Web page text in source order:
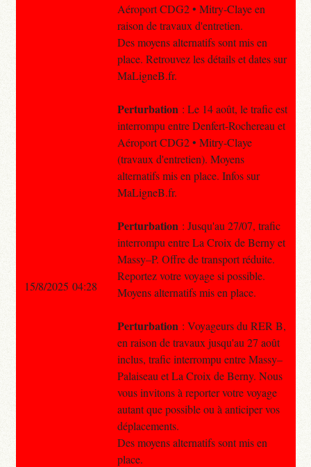
Aéroport CDG2 • Mitry-Claye en
raison de travaux d'entretien.
Des moyens alternatifs sont mis en
place. Retrouvez les détails et dates sur
MaLigneB.fr.
Perturbation : Le 14 août, le trafic est
interrompu entre Denfert-Rochereau et
Aéroport CDG2 • Mitry-Claye
(travaux d'entretien). Moyens
alternatifs mis en place. Infos sur
MaLigneB.fr.
Perturbation : Jusqu'au 27/07, trafic
interrompu entre La Croix de Berny et
Massy–P. Offre de transport réduite.
Reportez votre voyage si possible.
Moyens alternatifs mis en place.
Perturbation : Voyageurs du RER B,
en raison de travaux jusqu'au 27 août
inclus, trafic interrompu entre Massy–
Palaiseau et La Croix de Berny. Nous
vous invitons à reporter votre voyage
autant que possible ou à anticiper vos
déplacements.
Des moyens alternatifs sont mis en
place.
15/8/2025 04:28